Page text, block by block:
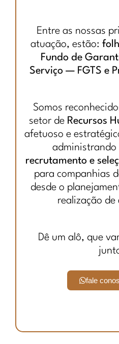
Entre as nossas
atuação, estão:
Fundo de
Serviço — FGTS e
Somos
setor de Recursos
afetuoso e
administrando
recrutamento e
para companhias
desde o
realização
Dê um alô, que
fale